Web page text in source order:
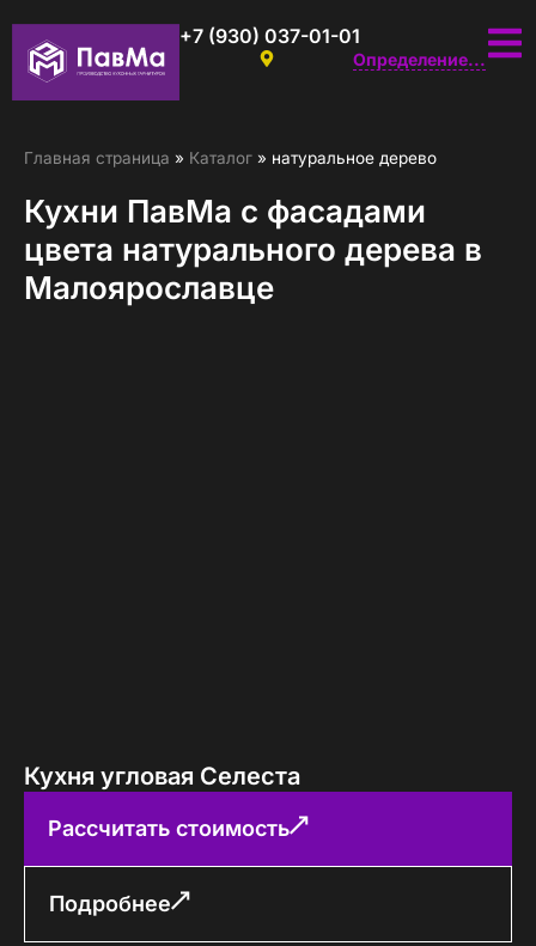
+7 (930) 037-01-01
Определение...
Главная страница » Каталог » натуральное дерево
Кухни ПавМа с фасадами
цвета натурального дерева в
Малоярославце
Кухня угловая Селеста
Рассчитать стоимость
Подробнее